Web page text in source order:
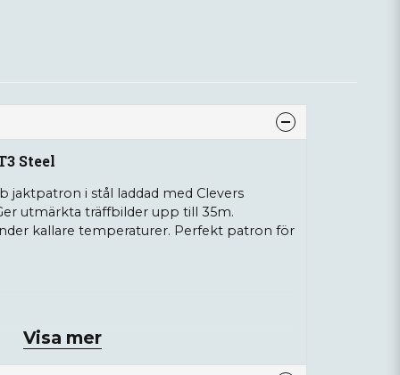
Steel
jaktpatron i stål laddad med Clevers
utmärkta träffbilder upp till 35m.
kallare temperaturer. Perfekt patron för
us2
Visa mer